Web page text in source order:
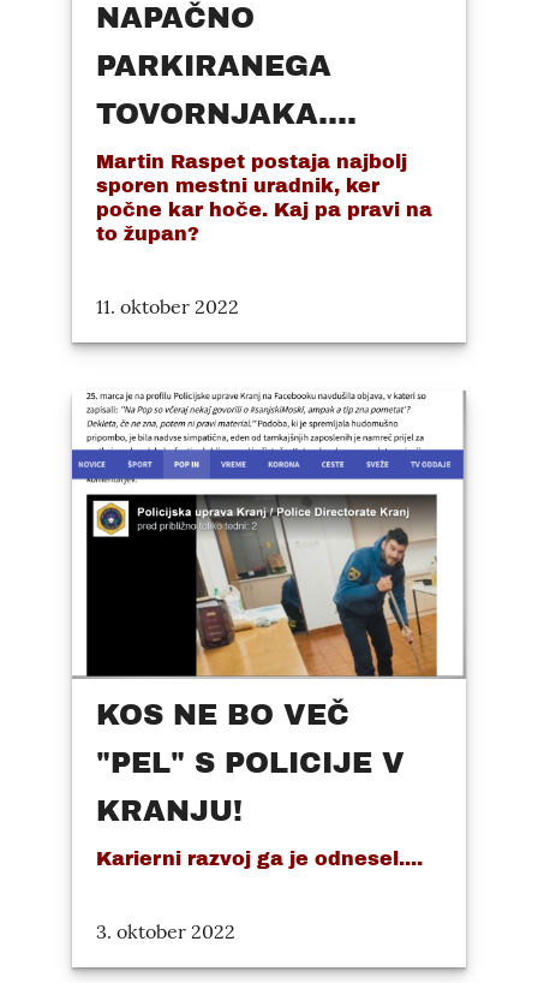
NAPAČNO
PARKIRANEGA
TOVORNJAKA....
Martin Raspet postaja najbolj
sporen mestni uradnik, ker
počne kar hoče. Kaj pa pravi na
to župan?
11. oktober 2022
KOS NE BO VEČ
"PEL" S POLICIJE V
KRANJU!
Karierni razvoj ga je odnesel....
3. oktober 2022